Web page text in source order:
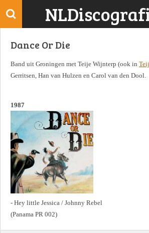
Ga
deDance Or Die
Band uit Groningen met Teije Wijnterp (ook in
Gerritsen, Han van Hulzen en Carol van den Dool.
1987
- Hey little Jessica / Johnny Rebel
(Panama PR 002)